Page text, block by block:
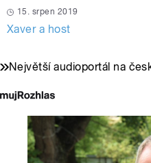
15. srpen 2019
Xaver a host
Největší audioportál na